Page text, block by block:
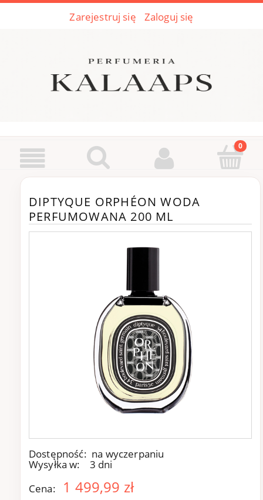
Zarejestruj się Zaloguj się
DIPTYQUE ORPHÉON WODA
PERFUMOWANA 200 ML
Dostępność: na wyczerpaniu
Wysyłka w:
3 dni
Cena:
1 499,99 zł